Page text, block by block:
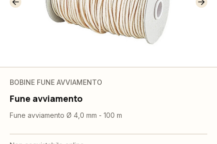
BOBINE FUNE AVVIAMENTO
Fune avviamento
Fune avviamento Ø 4,0 mm - 100 m